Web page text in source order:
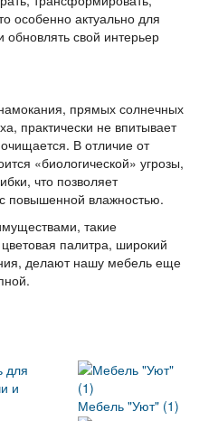
особенно актуально для
свой интерьер
прямых солнечных
практически не впитывает
В отличие от
«биологической» угрозы,
что позволяет
повышенной влажностью.
такие
палитра, широкий
делают нашу мебель еще
Мебель "Уют" (1)